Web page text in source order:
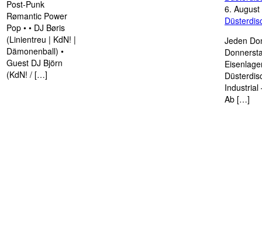
Post-Punk
Rømantic Power
Pop • • DJ Børis
(Linientreu | KdN! |
Dämonenball) •
Guest DJ Björn
(KdN! / […]
6.
Jeden
Industrial
Ab […]